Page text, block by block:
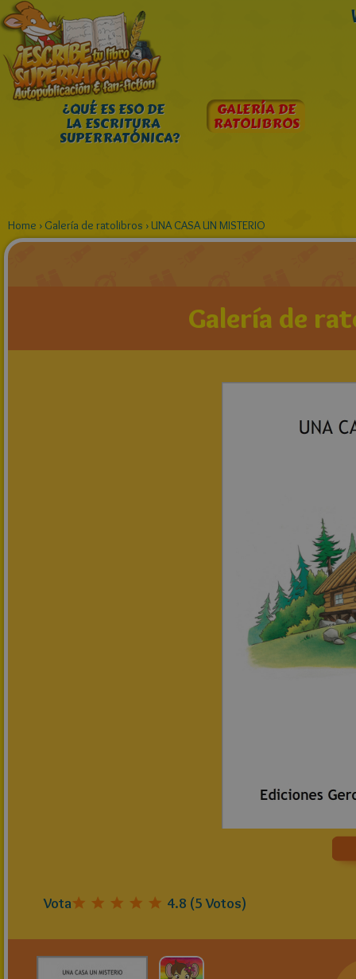
¿QUÉ ES ESO DE
LA ESCRITURA
SUPERRATÓNICA?
GALERÍA DE
RATOLIBROS
Home › Galería de ratolibros ›UNA CASA UN MISTERIO
Galería de
Vota 4.8 (5Votos)